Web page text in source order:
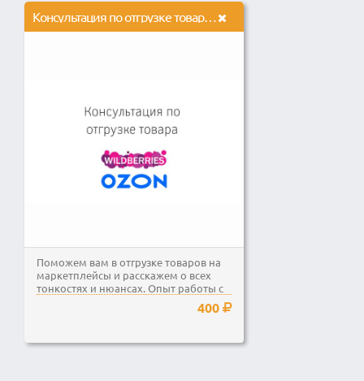
Консультация по отгрузке товара на маркетплейсы Wildberries OZON
Поможем вам в отгрузке товаров на
маркетплейсы и расскажем о всех
тонкостях и нюансах. Опыт работы с
400